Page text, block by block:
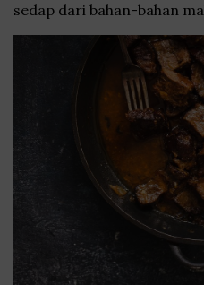
sedap dari bahan-bahan